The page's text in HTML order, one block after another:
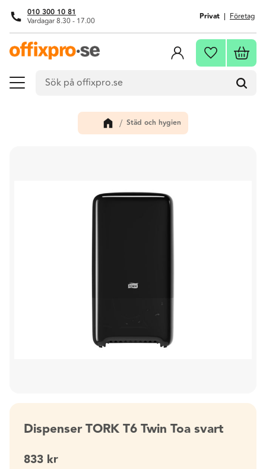
Meny
010 300 10 81
Vardagar 8.30 - 17.00 Privat Företag
Favoriter
Städ och hygien
Dispenser TORK T6 Twin Toa svart
833 kr